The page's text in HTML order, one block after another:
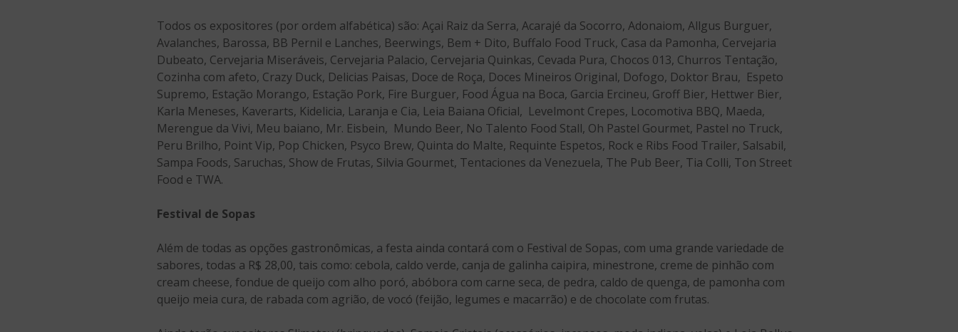
Todos os expositores (por ordem alfabética) são: Açai Raiz da Serra, Acarajé da Socorro, Adonaiom, Allgus Burguer,
Avalanches, Barossa, BB Pernil e Lanches, Beerwings, Bem + Dito, Buffalo Food Truck, Casa da Pamonha, Cervejaria
Dubeato, Cervejaria Miseráveis, Cervejaria Palacio, Cervejaria Quinkas, Cevada Pura, Chocos 013, Churros Tentação,
Cozinha com afeto, Crazy Duck, Delicias Paisas, Doce de Roça, Doces Mineiros Original, Dofogo, Doktor Brau, Espeto
Supremo, Estação Morango, Estação Pork, Fire Burguer, Food Água na Boca, Garcia Ercineu, Groff Bier, Hettwer Bier,
Karla Meneses, Kaverarts, Kidelicia, Laranja e Cia, Leia Baiana Oficial, Levelmont Crepes, Locomotiva BBQ, Maeda,
Merengue da Vivi, Meu baiano, Mr. Eisbein, Mundo Beer, No Talento Food Stall, Oh Pastel Gourmet, Pastel no Truck,
Peru Brilho, Point Vip, Pop Chicken, Psyco Brew, Quinta do Malte, Requinte Espetos, Rock e Ribs Food Trailer, Salsabil,
Sampa Foods, Saruchas, Show de Frutas, Silvia Gourmet, Tentaciones da Venezuela, The Pub Beer, Tia Colli, Ton Street
Food e TWA.
Festival de Sopas
Além de todas as opções gastronômicas, a festa ainda contará com o Festival de Sopas, com uma grande variedade de
sabores, todas a R$ 28,00, tais como: cebola, caldo verde, canja de galinha caipira, minestrone, creme de pinhão com
cream cheese, fondue de queijo com alho poró, abóbora com carne seca, de pedra, caldo de quenga, de pamonha com
queijo meia cura, de rabada com agrião, de vocó (feijão, legumes e macarrão) e de chocolate com frutas.